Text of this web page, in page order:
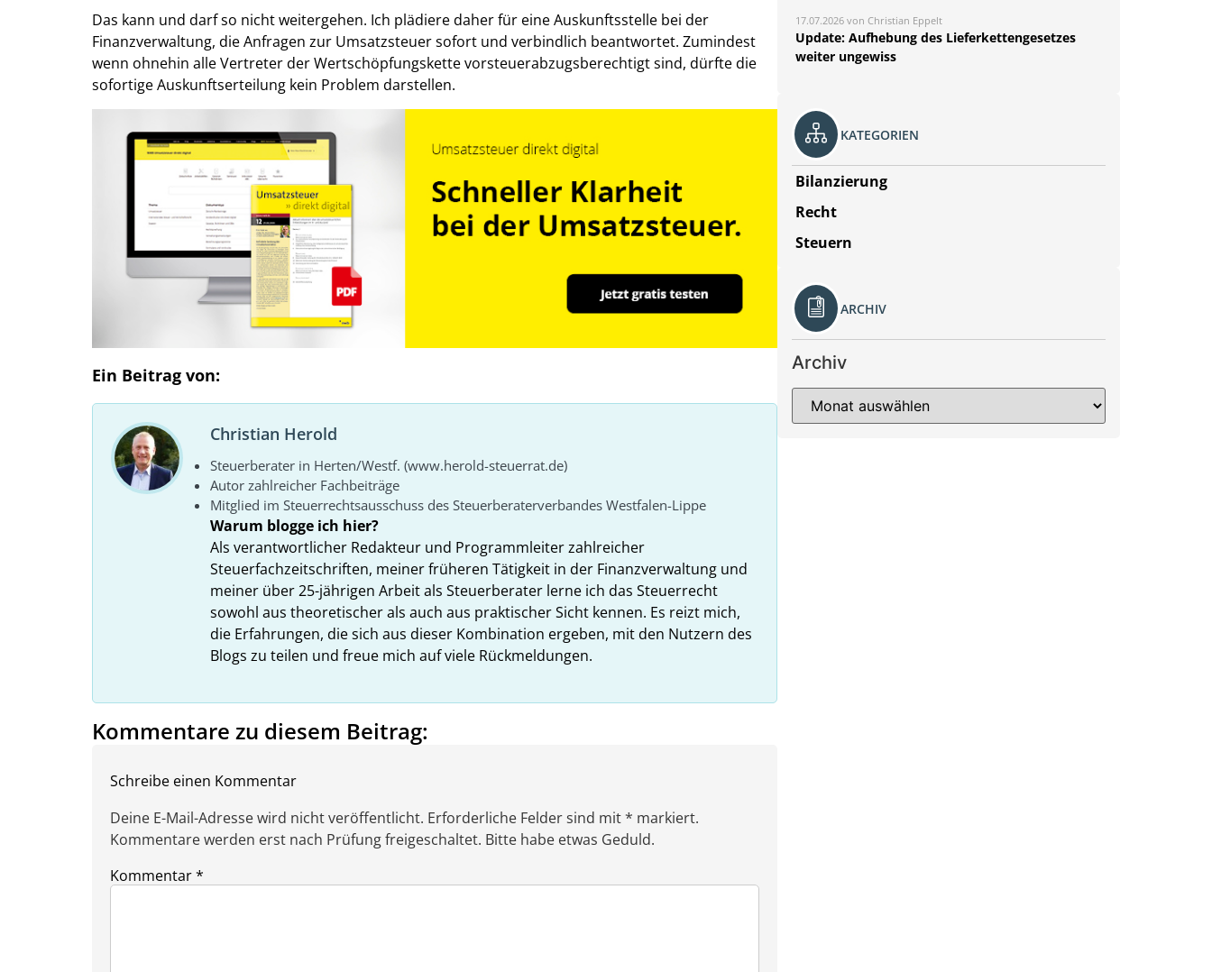
Das kann und darf so nicht weitergehen. Ich plädiere daher für eine Auskunftsstelle bei der
Finanzverwaltung, die Anfragen zur Umsatzsteuer sofort und verbindlich beantwortet. Zumindest
wenn ohnehin alle Vertreter der Wertschöpfungskette vorsteuerabzugsberechtigt sind, dürfte die
sofortige Auskunftserteilung kein Problem darstellen.
Ein Beitrag von:
Christian Herold
Steuerberater in Herten/Westf. (www.herold-steuerrat.de)
Autor zahlreicher Fachbeiträge
Mitglied im Steuerrechtsausschuss des Steuerberaterverbandes Westfalen-Lippe
Warum blogge ich hier?
Als verantwortlicher Redakteur und Programmleiter zahlreicher
Steuerfachzeitschriften, meiner früheren Tätigkeit in der Finanzverwaltung und
meiner über 25-jährigen Arbeit als Steuerberater lerne ich das Steuerrecht
sowohl aus theoretischer als auch aus praktischer Sicht kennen. Es reizt mich,
die Erfahrungen, die sich aus dieser Kombination ergeben, mit den Nutzern des
Blogs zu teilen und freue mich auf viele Rückmeldungen.
Kommentare zu diesem Beitrag:
Schreibe einen Kommentar
Deine E-Mail-Adresse wird nicht veröffentlicht. Erforderliche Felder sind mit * markiert.
Kommentare werden erst nach Prüfung freigeschaltet. Bitte habe etwas Geduld.
Kommentar*
17.07.2026 von Christian Eppelt
Update: Aufhebung des Lieferkettengesetzes
weiter ungewiss
KATEGORIEN
Bilanzierung
Recht
Steuern
ARCHIV
Archiv